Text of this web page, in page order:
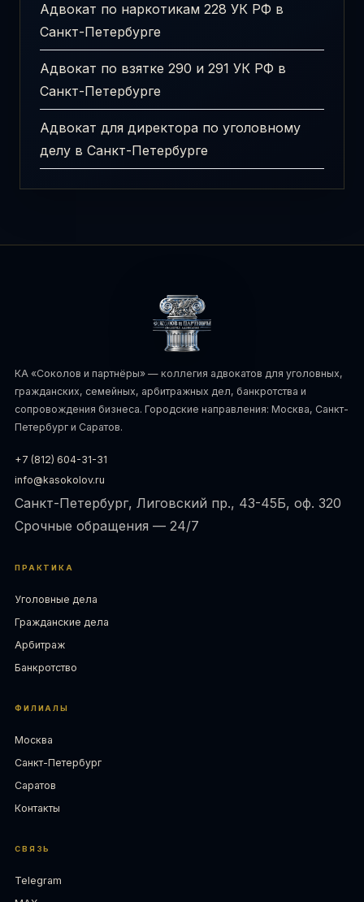
Адвокат по наркотикам 228 УК РФ в
Санкт-Петербурге
Адвокат по взятке 290 и 291 УК РФ в
Санкт-Петербурге
Адвокат для директора по уголовному
делу в Санкт-Петербурге
КА «Соколов и партнёры» — коллегия адвокатов для уголовных,
гражданских, семейных, арбитражных дел, банкротства и
сопровождения бизнеса. Городские направления: Москва, Санкт-
Петербург и Саратов.
+7 (812) 604-31-31
info@kasokolov.ru
Санкт-Петербург, Лиговский пр., 43-45Б, оф. 320
Срочные обращения — 24/7
ПРАКТИКА
Уголовные дела
Гражданские дела
Арбитраж
Банкротство
ФИЛИАЛЫ
Москва
Санкт-Петербург
Саратов
Контакты
СВЯЗЬ
Telegram